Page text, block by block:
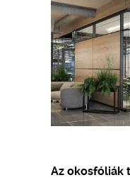
Az okosfóliák